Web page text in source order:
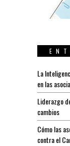
La
en las
Liderazgo
cambios
Cómo las
contra el